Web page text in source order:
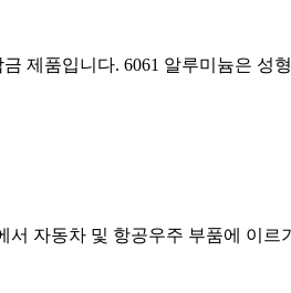
제품입니다. 6061 알루미늄은 성
자동차 및 항공우주 부품에 이